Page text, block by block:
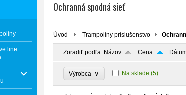
line
Ochranná spodná sieť
Úvod Trampolíny príslušenstvo
Zoradiť podľa: Názov Cena
Výrobca ∨ Na sklade (5)